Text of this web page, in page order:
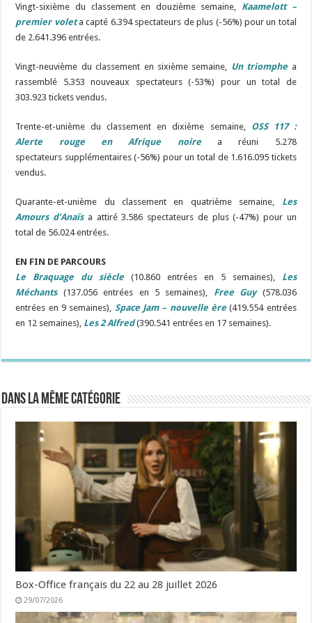
Vingt-sixième du classement en douzième semaine, Kaamelott –
premier volet a capté 6.394 spectateurs de plus (-56%) pour un total
de 2.641.396 entrées.
Vingt-neuvième du classement en sixième semaine, Un triomphe a
rassemblé 5.353 nouveaux spectateurs (-53%) pour un total de
303.923 tickets vendus.
Trente-et-unième du classement en dixième semaine, OSS 117 :
Alerte rouge en Afrique noire
a réuni 5.278
spectateurs supplémentaires (-56%) pour un total de 1.616.095 tickets
vendus.
Quarante-et-unième du classement en quatrième semaine, Les
Amours d’Anaïsa attiré 3.586 spectateurs de plus (-47%) pour un
total de 56.024 entrées.
EN FIN DE PARCOURS
Le Braquage du siècle
(10.860 entrées en 5 semaines), Les
Méchants (137.056 entrées en 5 semaines), Free Guy (578.036
entrées en 9 semaines), Space Jam – nouvelle ère (419.554 entrées
en 12 semaines), Les 2 Alfred (390.541 entrées en 17 semaines).
Dans la même catégorie
Box-Office français du 22 au 28 juillet 2026
29/07/2026